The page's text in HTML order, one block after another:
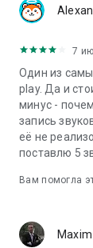
Генерирует
Генератор
Создавайте
сохраняйте
⚙️
:
•
Кольцевая
7
Один из
play. Да и
минус -
запись
её не
поставлю 5
Вам помогла